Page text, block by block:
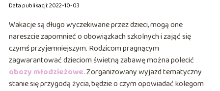
Data publikacji: 2022-10-03
Wakacje są długo wyczekiwane przez dzieci, mogą one
nareszcie zapomnieć o obowiązkach szkolnych i zająć się
czymś przyjemniejszym. Rodzicom pragnącym
zagwarantować dzieciom świetną zabawę można polecić
obozy młodzieżowe. Zorganizowany wyjazd tematyczny
stanie się przygodą życia, będzie o czym opowiadać kolegom